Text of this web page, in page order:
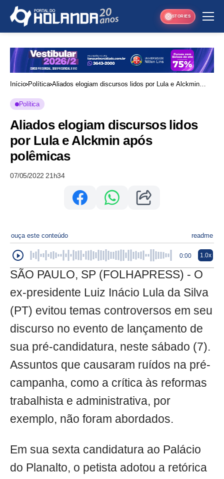
STORIES
Início Política Aliados elogiam discursos lidos por Lula e Alckmin
Política
Aliados elogiam discursos lidos
por Lula e Alckmin após
polêmicas
07/05/2022 21h34
ouça este conteúdo readme
0:00 1.0x
SÃO PAULO, SP (FOLHAPRESS) - O
ex-presidente Luiz Inácio Lula da Silva
(PT) evitou temas controversos em seu
discurso no evento de lançamento de
sua pré-candidatura, neste sábado (7).
Assuntos que causaram ruídos na pré-
campanha, como a crítica às reformas
trabalhista e administrativa, por
exemplo, não foram abordados.
Em sua sexta candidatura ao Palácio
do Planalto, o petista adotou a retórica